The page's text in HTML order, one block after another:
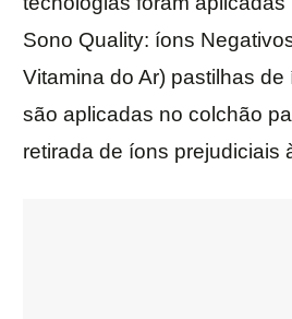
Sono Quality: íons
Vitamina do Ar) pastilhas
são aplicadas no colchão
retirada de íons prejudiciais